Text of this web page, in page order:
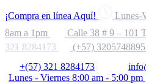
¡Compra en línea Aquí!
Lunes-
8am a 1pm
Calle 38 # 9 – 101
321 8284173
(+57) 3205748895
+(57) 321 8284173
Lunes - Viernes 8:00 am - 5:00